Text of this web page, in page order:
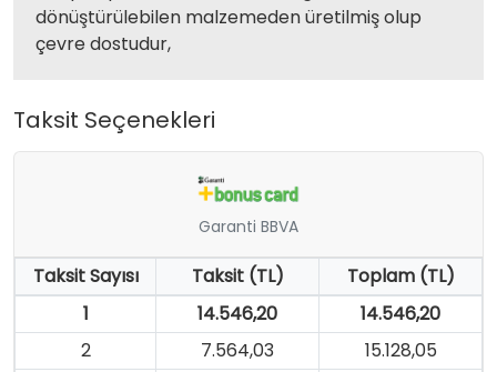
dönüştürülebilen malzemeden üretilmiş olup
çevre dostudur,
Taksit Seçenekleri
Garanti BBVA
Taksit Sayısı Taksit (TL)
Toplam (TL)
1
14.546,20
14.546,20
2
7.564,03
15.128,05